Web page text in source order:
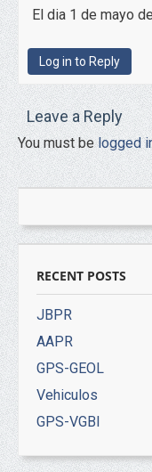
El dia 1 de mayo
Log in to Reply
Leave a Reply
You must belogged
RECENT POSTS
JBPR
AAPR
GPS-GEOL
Vehiculos
GPS-VGBI